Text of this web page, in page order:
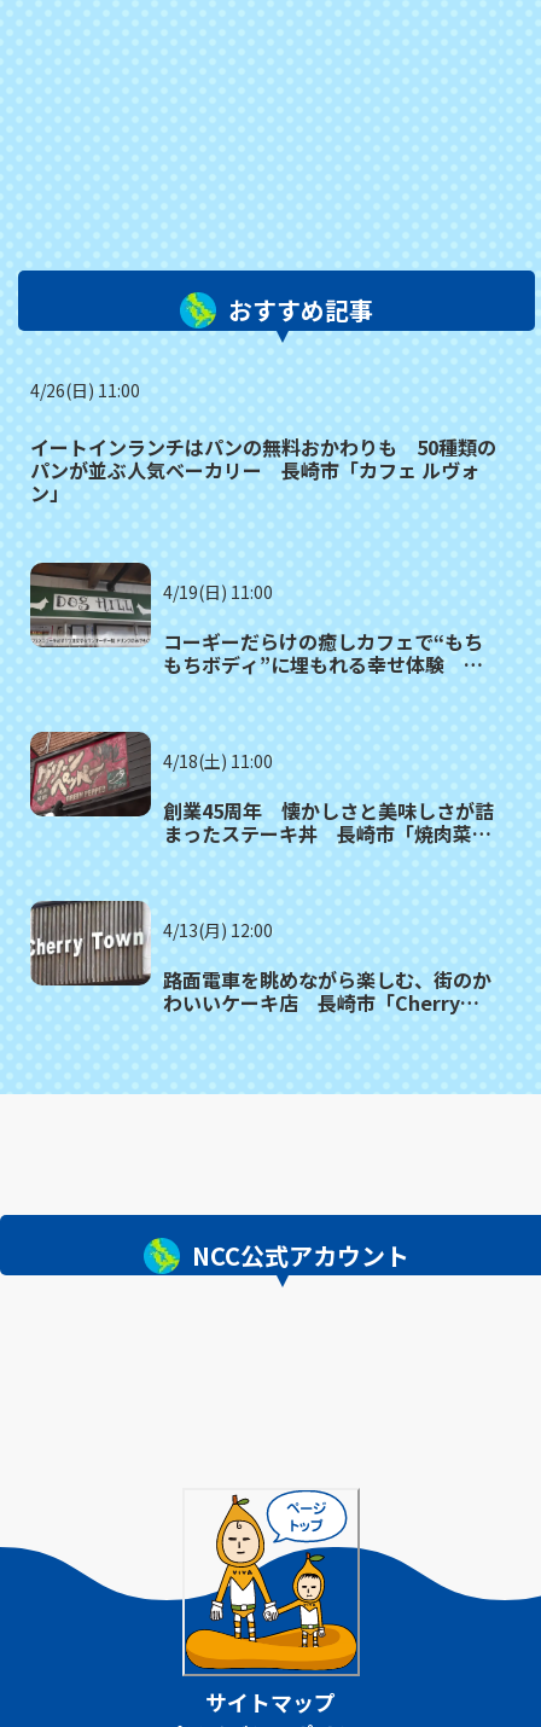
おすすめ記事
4/26(日) 11:00
イートインランチはパンの無料おかわりも 50種類の
パンが並ぶ人気ベーカリー 長崎市「カフェ ルヴォ
ン」
4/19(日) 11:00
コーギーだらけの癒しカフェで“もち
もちボディ”に埋もれる幸せ体験 東
4/18(土) 11:00
創業45周年 懐かしさと美味しさが詰
まったステーキ丼 長崎市「焼肉菜館
4/13(月) 12:00
路面電車を眺めながら楽しむ、街のか
わいいケーキ店 長崎市「Cherry
NCC公式アカウント
サイトマップ